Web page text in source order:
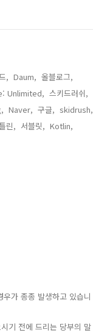
, Daum, 올블로그,
Unlimited, 스키드러쉬,
Naver, 구글, skidrush,
린, 서블릿, Kotlin,
가 종종 발생하고 있습니
기 전에 드리는 당부의 말